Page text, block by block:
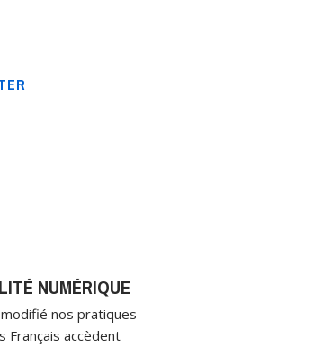
NUMÉRIQUE
nos pratiques
Français accèdent